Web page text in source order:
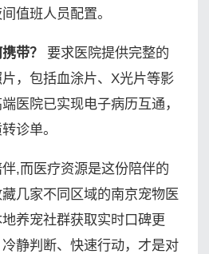
值班人员配置。
带？
要求医院提供完整的
，包括血涂片、X光片等影
医院已实现电子病历互通，
诊单。
,而医疗资源是这份陪伴的
几家不同区域的南京宠物医
养宠社群获取实时口碑更
静判断、快速行动，才是对